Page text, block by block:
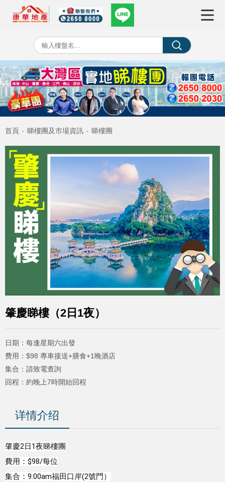
首頁 - 睇樓團及市場資訊 - 睇樓團
肇慶睇樓（2日1夜）
日期：每逢星期六出發
费用：$98 專車接送+膳食+1晚酒店
集合：請致電查詢
回程：約晚上7時開始回程
详情介绍
肇慶2日1夜睇樓團
費用：$98/每位
集合：9:00am福田口岸(2號門）